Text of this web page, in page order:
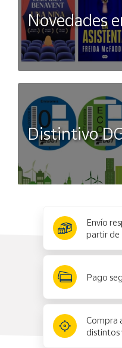
Novedades
Distintivo
Envío
partir de
Pago
Compra
distintos